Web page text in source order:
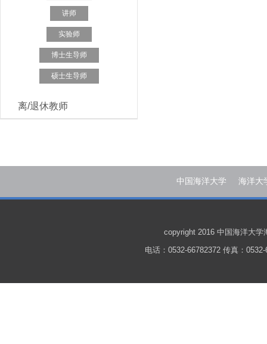
讲师
实验师
博士生导师
硕士生导师
离/退休教师
中国海洋大学 海洋大
copyright 2016 中国海洋大学
电话：0532-66782372 传真：